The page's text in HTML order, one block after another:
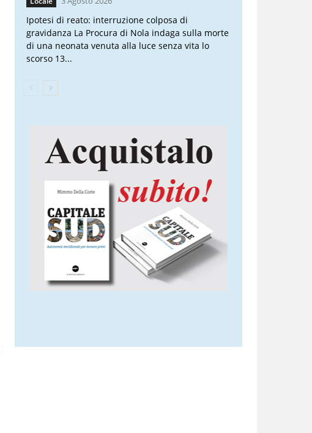
Ipotesi di reato: interruzione colposa di
gravidanza La Procura di Nola indaga sulla morte
di una neonata venuta alla luce senza vita lo
scorso 13...